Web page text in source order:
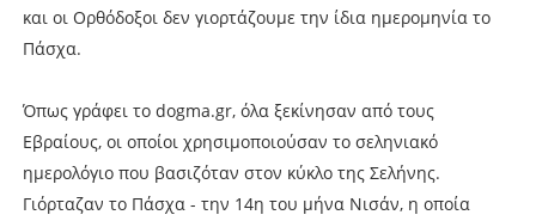
και οι Ορθόδοξοι δεν γιορτάζουμε την ίδια ημερομηνία το
Πάσχα.
Όπως γράφει το dogma.gr, όλα ξεκίνησαν από τους
Εβραίους, οι οποίοι χρησιμοποιούσαν το σεληνιακό
ημερολόγιο που βασιζόταν στον κύκλο της Σελήνης.
Γιόρταζαν το Πάσχα - την 14η του μήνα Νισάν, η οποία